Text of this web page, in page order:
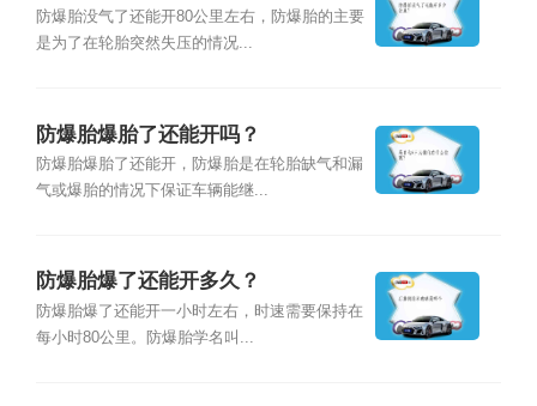
防爆胎没气了还能开80公里左右，防爆胎的主要
是为了在轮胎突然失压的情况...
防爆胎爆胎了还能开吗？
防爆胎爆胎了还能开，防爆胎是在轮胎缺气和漏
气或爆胎的情况下保证车辆能继...
防爆胎爆了还能开多久？
防爆胎爆了还能开一小时左右，时速需要保持在
每小时80公里。防爆胎学名叫...